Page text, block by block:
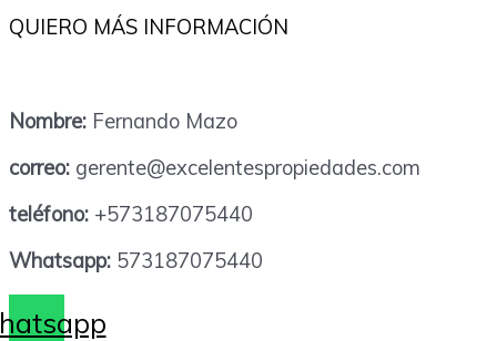
QUIERO MÁS INFORMACIÓN
Nombre: Fernando Mazo
correo: gerente@excelentespropiedades.com
teléfono: +573187075440
Whatsapp: 573187075440